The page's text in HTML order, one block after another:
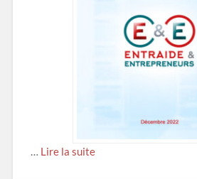
… Lire la suite